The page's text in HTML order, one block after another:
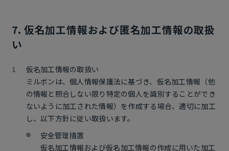
7. 仮名加工情報および匿名加工情報の取扱
い
仮名加工情報の取扱い
ミルボンは、個人情報保護法に基づき、仮名加工情報（他
の情報と照合しない限り特定の個人を識別することができ
ないように加工された情報）を作成する場合、適切に加工
し、以下方針に従い取扱います。
安全管理措置
仮名加工情報および仮名加工情報の作成に用いた加工